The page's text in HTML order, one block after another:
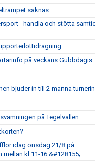
saknas
- handla och stötta
på veckans Gubbdagis
bjuder in till 2-manna
på Tegelvallen
idag onsdag 21/8 på
kl 11-16 &#128155;